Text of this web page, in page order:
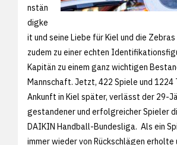
nstän
digke
it und seine Liebe für Kiel und die Zebras
zudem zu einer echten
Kapitän zu einem ganz wichtigen
Mannschaft. Jetzt, 422 Spiele und 1224
Ankunft in Kiel später, verlässt der 29-
gestandener und erfolgreicher Spieler
DAIKIN Handball-Bundesliga. Als ein
immer wieder von Rückschlägen erholte